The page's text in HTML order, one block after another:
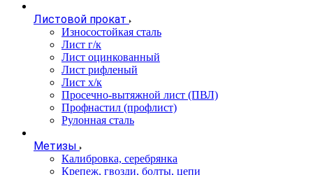
Листовой прокат
Износостойкая сталь
Лист г/к
Лист оцинкованный
Лист рифленый
Лист х/к
Просечно-вытяжной лист (ПВЛ)
Профнастил (профлист)
Рулонная сталь
Метизы
Калибровка, серебрянка
Крепеж, гвозди, болты, цепи